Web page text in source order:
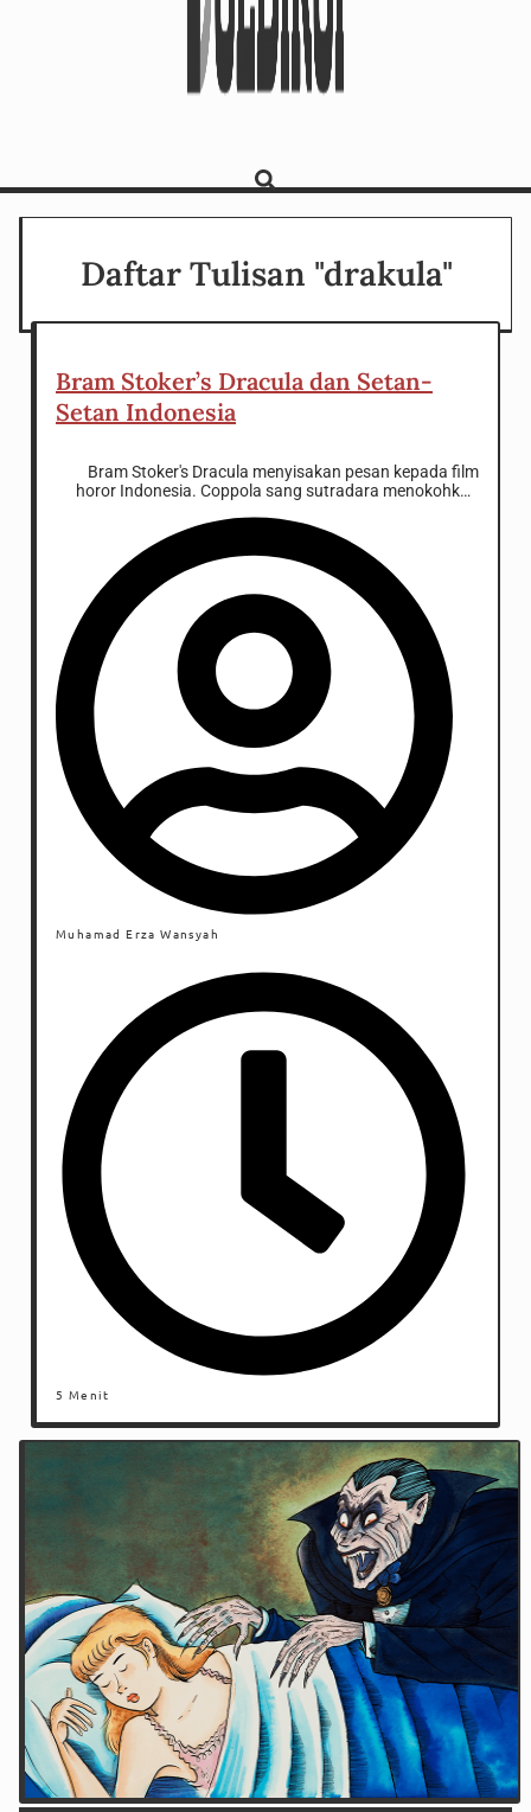
Daftar Tulisan "drakula"
Bram Stoker’s Dracula dan Setan-
Setan Indonesia
Bram Stoker's Dracula menyisakan pesan kepada film
horor Indonesia. Coppola sang sutradara menokohkan
Muhamad Erza Wansyah
5 Menit